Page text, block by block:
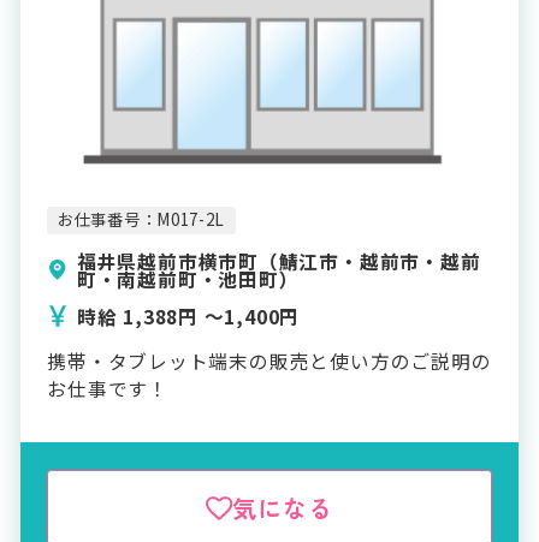
お仕事番号：M017-2L
福井県越前市横市町（鯖江市・越前市・越前
町・南越前町・池田町）
時給 1,388円 〜1,400円
携帯・タブレット端末の販売と使い方のご説明の
お仕事です！
気になる